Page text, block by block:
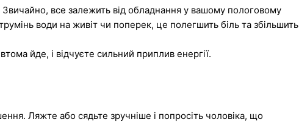
все залежить від обладнання у вашому пологовому
води на живіт чи поперек, це полегшить біль та збільшить
йде, і відчуєте сильний приплив енергії.
Ляжте або сядьте зручніше і попросіть чоловіка, що